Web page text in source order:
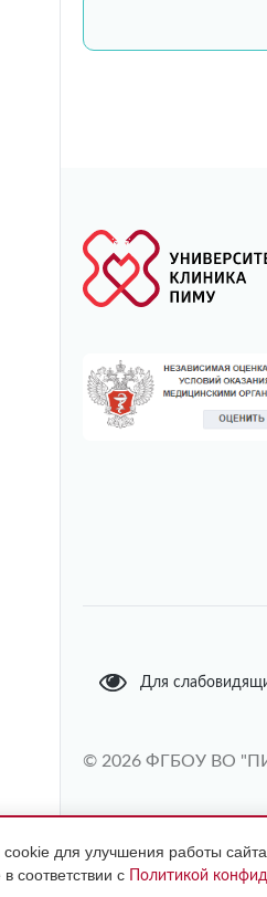
Для
© 2026 ФГБОУ ВО
ИМЕЮТСЯ
для улучшения работы
соответствии с
Политикой